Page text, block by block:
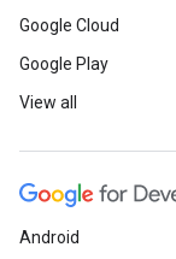
Google Cloud
Google Play
View all
Android